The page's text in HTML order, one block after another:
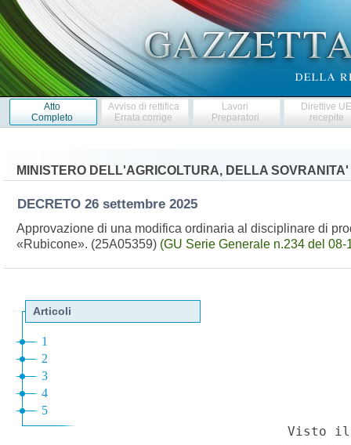
Atto
Completo
Avviso di rettifica
Errata corrige
Lavori
Preparatori
Direttive
recepite
MINISTERO DELL'AGRICOLTURA, DELLA
DECRETO 26 settembre 2025
Approvazione di una modifica ordinaria al disciplinare di
«Rubicone». (25A05359) (GU Serie Generale n.234 del 08-